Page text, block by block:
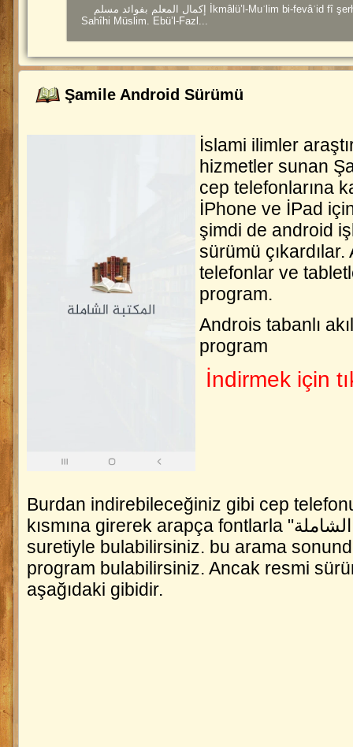
en-Nâfiu'l-Kebîr. Leknevî
Abdülhay el-Leknevî (öl....
Camiu Hadimi'l-Haremeyn Programı
Câmiu Hâdimi'l-Haremeyn Programı Programı İndirmek
için TIKLAYINIZ Programın kurulum ...
Sahîhi Müslim. Ebü’l-Fazl...
Şamile Android Sürümü
İslami ilimler
hizmetler sunan
cep telefonlarına
İPhone ve İPad
şimdi de android
sürümü çıkardılar.
telefonlar ve
program.
Androis tabanlı
program
İndirmek için
Burdan indirebileceğiniz gibi cep
kısmına girerek arapça fontlarla "المكتبة الشاملة" şeklinde aramak
suretiyle bulabilirsiniz. bu arama
program bulabilirsiniz. Ancak resmi
aşağıdaki gibidir.